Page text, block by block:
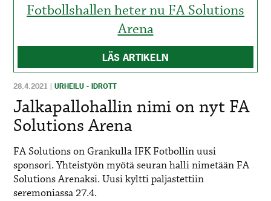
Fotbollshallen heter nu FA Solutions
Arena
LÄS ARTIKELN
28.4.2021 |URHEILU - IDROTT
Jalkapallohallin nimi on nyt FA
Solutions Arena
FA Solutions on Grankulla IFK Fotbollin uusi
sponsori. Yhteistyön myötä seuran halli nimetään FA
Solutions Arenaksi. Uusi kyltti paljastettiin
seremoniassa 27.4.